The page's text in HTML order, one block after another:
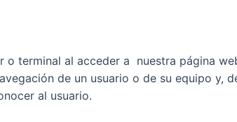
terminal al acceder a nuestra página
de un usuario o de su equipo y,
al usuario.